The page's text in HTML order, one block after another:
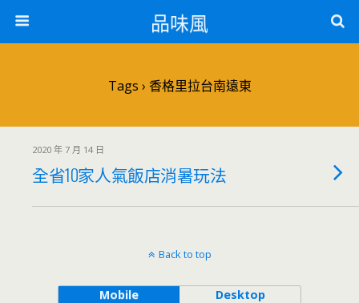
品味風
Tags › 香格里拉台南遠東
2020 年 7 月 14 日
全省10家人氣飯店消暑玩法
Back to top
Mobile Desktop